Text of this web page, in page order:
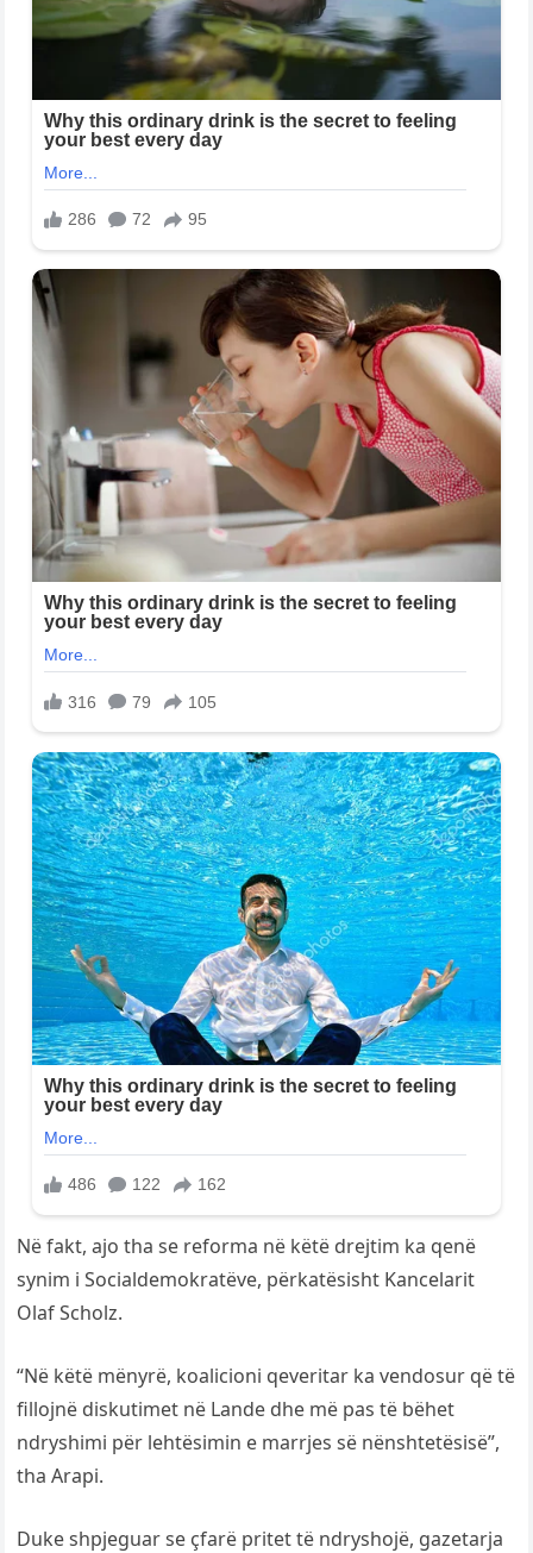
Në fakt, ajo tha se reforma në këtë drejtim ka qenë
synim i Socialdemokratëve, përkatësisht Kancelarit
Olaf Scholz.
“Në këtë mënyrë, koalicioni qeveritar ka vendosur që të
fillojnë diskutimet në Lande dhe më pas të bëhet
ndryshimi për lehtësimin e marrjes së nënshtetësisë”,
tha Arapi.
Duke shpjeguar se çfarë pritet të ndryshojë, gazetarja